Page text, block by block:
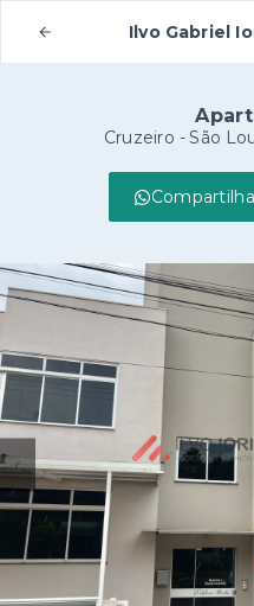
Ilvo Gabriel
Cruzeiro - São